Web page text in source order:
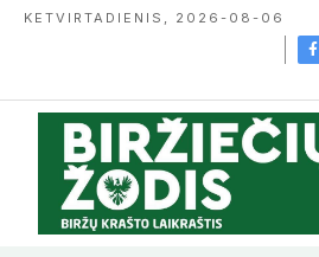
KETVIRTADIENIS, 2026-08-06